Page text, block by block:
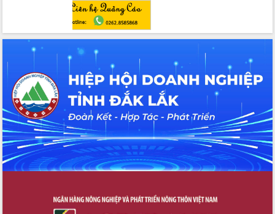
Kỳ họp Chuyên đề lần thứ Năm, HĐND
tỉnh Đắk Lắk thông qua các nghị quyết
quan trọng
Thống nhất danh sách giới thiệu ứng
cử đại biểu Quốc hội khoá XVI và đại
biểu HĐND tỉnh Đắk Lắk, nhiệm kỳ
2026-2031
Phát động hai phong trào thi đua quan
trọng trong kỷ nguyên mới
Hội nghị lần thứ tư Ban Chỉ đạo công
tác bầu cử tỉnh Đắk Lắk
Hội nghị Báo cáo viên Trung ương
tháng 01/2026
cao kết quả Chiến dịch Quang Trung